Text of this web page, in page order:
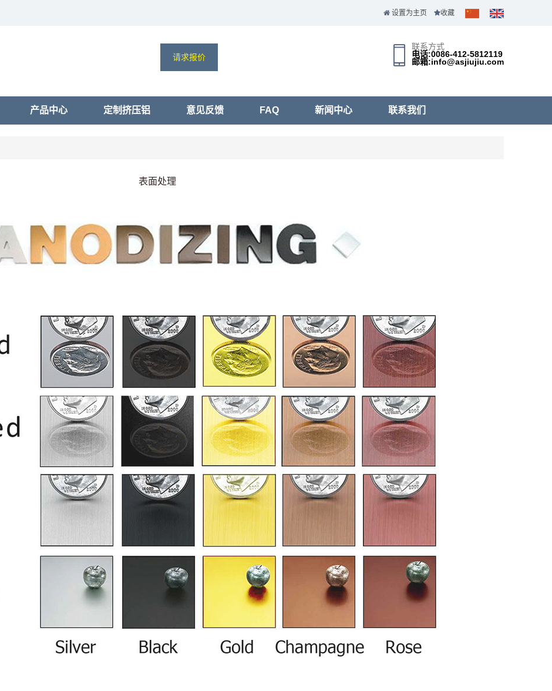
设置为主页 收藏
请求报价
联系方式
电话:0086-412-5812119
邮箱:info@asjiujiu.com
产品中心 定制挤压铝 意见反馈 FAQ 新闻中心 联系我们
表面处理